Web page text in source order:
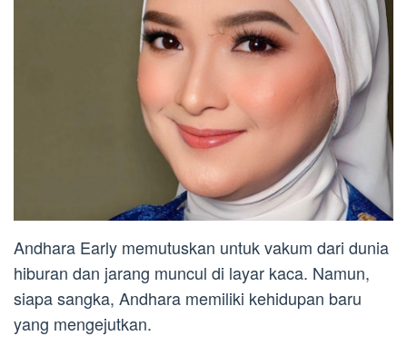
Andhara Early memutuskan untuk vakum dari dunia
hiburan dan jarang muncul di layar kaca. Namun,
siapa sangka, Andhara memiliki kehidupan baru
yang mengejutkan.